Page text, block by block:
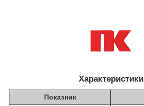
Характеристики
Показник